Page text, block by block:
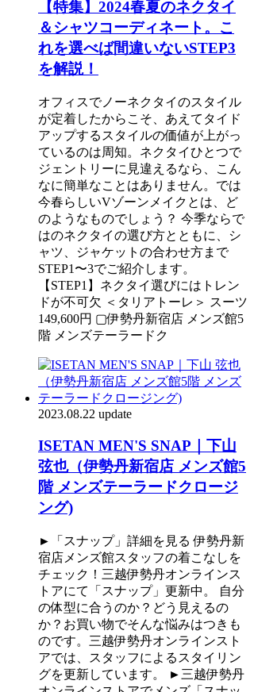
【特集】2024春夏のネクタイ
＆シャツコーディネート。こ
れを選べば間違いないSTEP3
を解説！
オフィスでノーネクタイのスタイル
が定着したからこそ、あえてタイド
アップするスタイルの価値が上がっ
ているのは周知。ネクタイひとつで
ジェントリーに見違えるなら、こん
なに簡単なことはありません。では
今春らしいVゾーンメイクとは、ど
のようなものでしょう？ 今季ならで
はのネクタイの選び方とともに、シ
ャツ、ジャケットの合わせ方まで
STEP1〜3でご紹介します。
【STEP1】ネクタイ選びにはトレン
ドが不可欠 ＜タリアトーレ＞ スーツ
149,600円 ▢伊勢丹新宿店 メンズ館5
階 メンズテーラードク
2023.08.22 update
ISETAN MEN'S SNAP｜下山
弦也（伊勢丹新宿店 メンズ館5
階 メンズテーラードクロージ
ング)
►「スナップ」詳細を見る 伊勢丹新
宿店メンズ館スタッフの着こなしを
チェック！三越伊勢丹オンラインス
トアにて「スナップ」更新中。 自分
の体型に合うのか？どう見えるの
か？お買い物でそんな悩みはつきも
のです。三越伊勢丹オンラインスト
アでは、スタッフによるスタイリン
グを更新しています。 ►三越伊勢丹